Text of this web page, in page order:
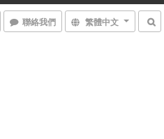
聯絡我們 繁體中文